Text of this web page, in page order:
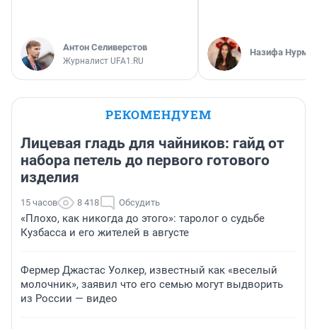
Антон Селиверстов
Журналист UFA1.RU
Назифа
РЕКОМЕНДУЕМ
Лицевая гладь для чайников: гайд от
набора петель до первого готового
изделия
15 часов 8 418 Обсудить
«Плохо, как никогда до этого»: таролог о судьбе
Кузбасса и его жителей в августе
Фермер Джастас Уолкер, известный как «веселый
молочник», заявил что его семью могут выдворить
из России — видео